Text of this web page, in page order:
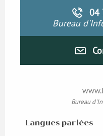
04
Bureau
Bureau
Langues parlées
Langues parlées